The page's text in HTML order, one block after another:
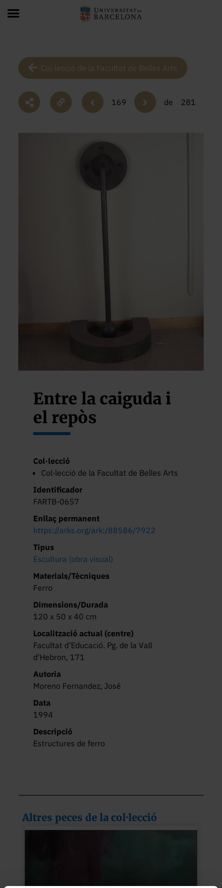
Col·lecció de la Facultat de Belles Arts
169 de 281
Entre la caiguda i
el repòs
Col·lecció
Col·lecció de la Facultat de Belles Arts
Identificador
FARTB-0657
Enllaç permanent
https://arks.org/ark:/88586/7922
Tipus
Escultura (obra visual)
Materials/Tècniques
Ferro
Dimensions/Durada
120 x 50 x 40 cm
Localització actual (centre)
Facultat d’Educació. Pg. de la Vall
d'Hebron, 171
Autoria
Moreno Fernandez, José
Data
1994
Descripció
Estructures de ferro
Altres peces de la col·lecció